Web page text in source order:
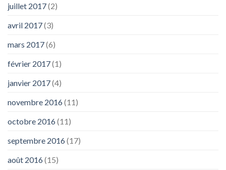
juillet 2017(2)
avril 2017(3)
mars 2017(6)
février 2017(1)
janvier 2017(4)
novembre 2016(11)
octobre 2016(11)
septembre 2016(17)
août 2016(15)